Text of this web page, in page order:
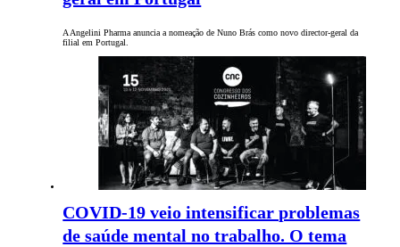
A Angelini Pharma anuncia a nomeação de Nuno Brás como novo director-geral da
filial em Portugal.
COVID-19 veio intensificar problemas
de saúde mental no trabalho. O tema